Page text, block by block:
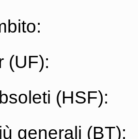
(UF):
(HSF):
generali (BT):